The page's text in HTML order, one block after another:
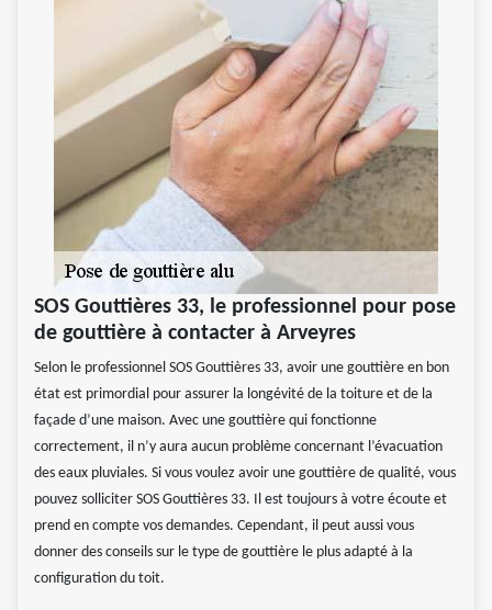
SOS Gouttières 33, le professionnel pour pose
de gouttière à contacter à Arveyres
Selon le professionnel SOS Gouttières 33, avoir une gouttière en bon
état est primordial pour assurer la longévité de la toiture et de la
façade d’une maison. Avec une gouttière qui fonctionne
correctement, il n’y aura aucun problème concernant l’évacuation
des eaux pluviales. Si vous voulez avoir une gouttière de qualité, vous
pouvez solliciter SOS Gouttières 33. Il est toujours à votre écoute et
prend en compte vos demandes. Cependant, il peut aussi vous
donner des conseils sur le type de gouttière le plus adapté à la
configuration du toit.